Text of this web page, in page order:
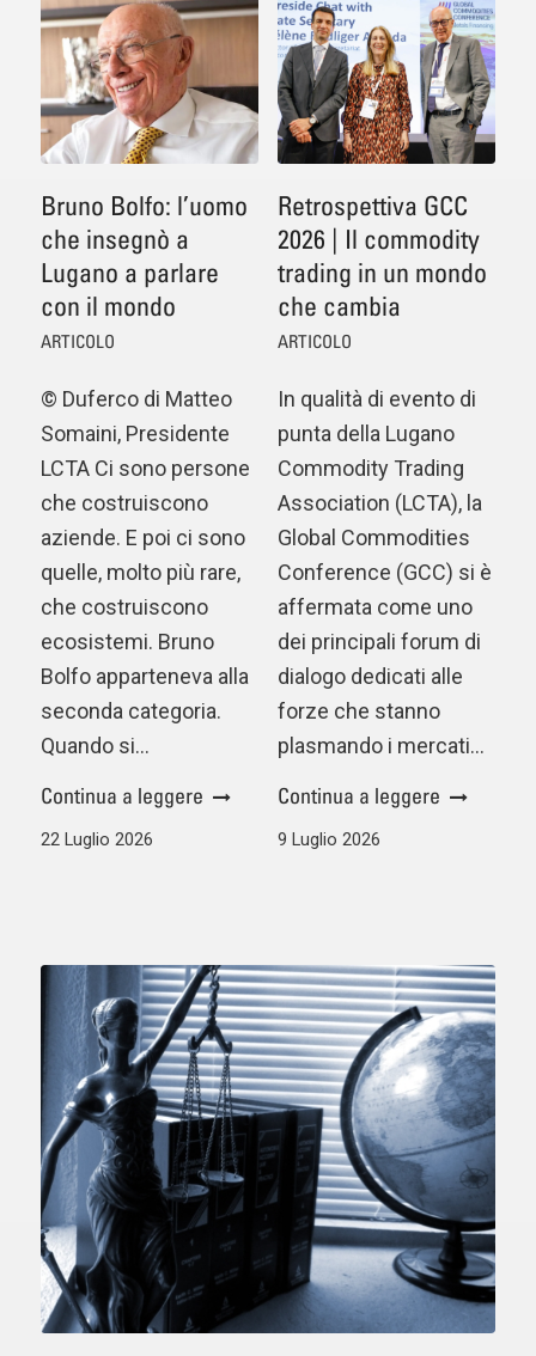
Bruno Bolfo: l’uomo
che insegnò a
Lugano a parlare
con il mondo
ARTICOLO
© Duferco di Matteo
Somaini, Presidente
LCTA Ci sono persone
che costruiscono
aziende. E poi ci sono
quelle, molto più rare,
che costruiscono
ecosistemi. Bruno
Bolfo apparteneva alla
seconda categoria.
Quando si…
Continua a leggere
22 Luglio 2026
Retrospettiva GCC
2026 | Il commodity
trading in un mondo
che cambia
ARTICOLO
In qualità di evento di
punta della Lugano
Commodity Trading
Association (LCTA), la
Global Commodities
Conference (GCC) si è
affermata come uno
dei principali forum di
dialogo dedicati alle
forze che stanno
plasmando i mercati…
Continua a leggere
9 Luglio 2026